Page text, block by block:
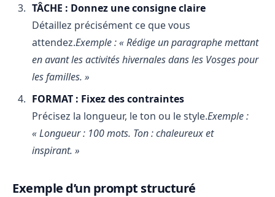
TÂCHE : Donnez une consigne claire
Détaillez précisément ce que vous
attendez.Exemple : « Rédige un paragraphe mettant
en avant les activités hivernales dans les Vosges pour
les familles. »
FORMAT : Fixez des contraintes
Précisez la longueur, le ton ou le style.Exemple :
« Longueur : 100 mots. Ton : chaleureux et
inspirant. »
Exemple d’un prompt structuré